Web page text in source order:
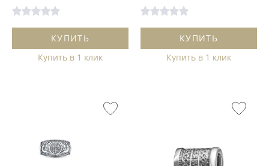
КУПИТЬ
Купить в 1 клик
КУПИТЬ
Купить в 1 клик